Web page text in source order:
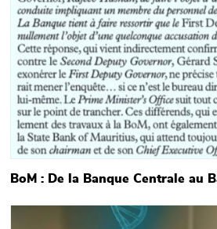
BoM : De la Banque Centrale au